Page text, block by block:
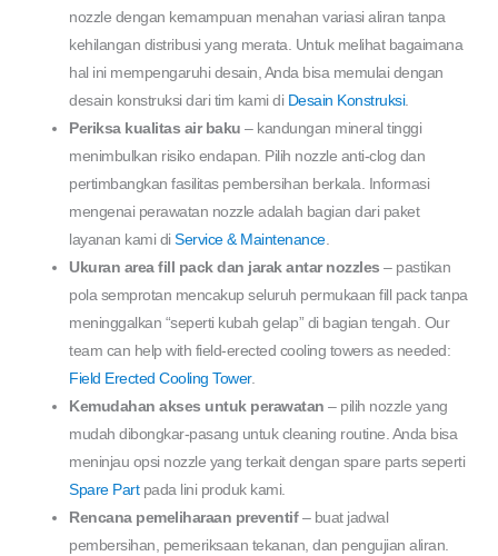
nozzle dengan kemampuan menahan variasi aliran tanpa
kehilangan distribusi yang merata. Untuk melihat bagaimana
hal ini mempengaruhi desain, Anda bisa memulai dengan
desain konstruksi dari tim kami di Desain Konstruksi.
Periksa kualitas air baku – kandungan mineral tinggi
menimbulkan risiko endapan. Pilih nozzle anti-clog dan
pertimbangkan fasilitas pembersihan berkala. Informasi
mengenai perawatan nozzle adalah bagian dari paket
layanan kami diService & Maintenance.
Ukuran area fill pack dan jarak antar nozzles – pastikan
pola semprotan mencakup seluruh permukaan fill pack tanpa
meninggalkan “seperti kubah gelap” di bagian tengah. Our
team can help with field-erected cooling towers as needed:
Field Erected Cooling Tower.
Kemudahan akses untuk perawatan – pilih nozzle yang
mudah dibongkar-pasang untuk cleaning routine. Anda bisa
meninjau opsi nozzle yang terkait dengan spare parts seperti
Spare Partpada lini produk kami.
Rencana pemeliharaan preventif– buat jadwal
pembersihan, pemeriksaan tekanan, dan pengujian aliran.